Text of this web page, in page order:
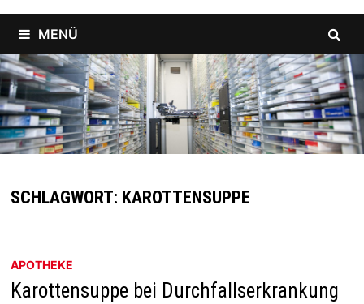
MENÜ
SCHLAGWORT: KAROTTENSUPPE
APOTHEKE
Karottensuppe bei Durchfallserkrankung